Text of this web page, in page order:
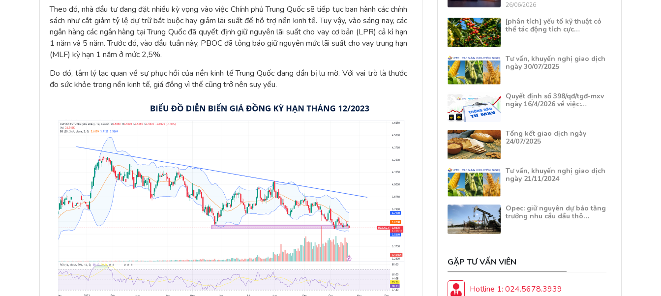
Theo đó, nhà đầu tư đang đặt nhiều kỳ vọng vào việc Chính phủ Trung Quốc sẽ tiếp tục ban hành các chính
sách như cắt giảm tỷ lệ dự trữ bắt buộc hay giảm lãi suất để hỗ trợ nền kinh tế. Tuy vậy, vào sáng nay, các
ngân hàng các ngân hàng tại Trung Quốc đã quyết định giữ nguyên lãi suất cho vay cơ bản (LPR) cả kì hạn
1 năm và 5 năm. Trước đó, vào đầu tuần này, PBOC đã tông báo giữ nguyên mức lãi suất cho vay trung hạn
(MLF) kỳ hạn 1 năm ở mức 2,5%.
Do đó, tâm lý lạc quan về sự phục hồi của nền kinh tế Trung Quốc đang dần bị lu mờ. Với vai trò là thước
đo sức khỏe trong nền kinh tế, giá đồng vì thế cũng trở nên suy yếu.
26/06/2026
[phân tích] yếu tố kỹ thuật có
thể tác động tích cực…
Tư vấn, khuyến nghị giao dịch
ngày 30/07/2025
Quyết định số 398/qđ/tgđ-mxv
ngày 16/4/2026 về việc:…
Tổng kết giao dịch ngày
24/07/2025
Tư vấn, khuyến nghị giao dịch
ngày 21/11/2024
Opec: giữ nguyên dự báo tăng
trưởng nhu cầu dầu thô…
GẶP TƯ VẤN VIÊN
Hotline 1: 024.5678.3939